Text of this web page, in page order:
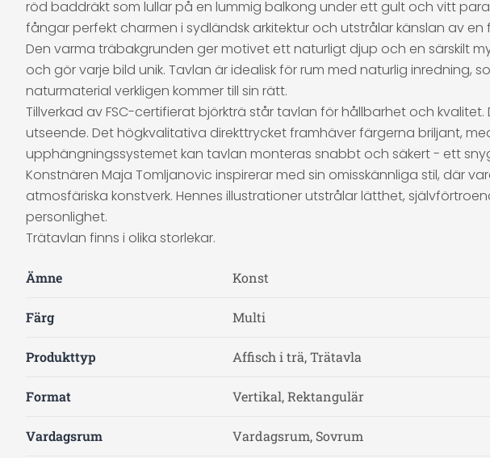
röd baddräkt som lullar på en lummig balkong under ett gult och vitt
fångar perfekt charmen i sydländsk arkitektur och utstrålar känslan av
Den varma träbakgrunden ger motivet ett naturligt djup och en särskilt
och gör varje bild unik. Tavlan är idealisk för rum med naturlig
naturmaterial verkligen kommer till sin rätt.
Tillverkad av FSC-certifierat björkträ står tavlan för hållbarhet och
utseende. Det högkvalitativa direkttrycket framhäver färgerna briljant,
upphängningssystemet kan tavlan monteras snabbt och säkert - ett
Konstnären Maja Tomljanovic inspirerar med sin omisskännliga stil, där
atmosfäriska konstverk. Hennes illustrationer utstrålar lätthet,
personlighet.
Trätavlan finns i olika storlekar.
Ämne Konst
Färg Multi
Produkttyp Affisch i trä, Trätavla
Format Vertikal, Rektangulär
Vardagsrum Vardagsrum, Sovrum